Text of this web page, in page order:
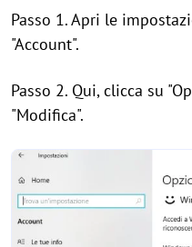
Passo 1. Apri le
"Account".
Passo 2. Qui, clicca su
"Modifica".